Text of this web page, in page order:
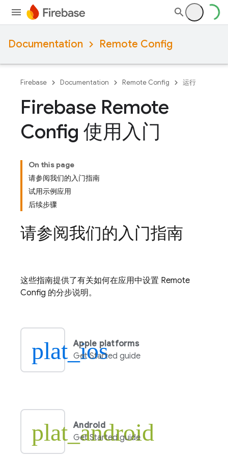
Documentation Remote Config
Firebase Documentation Remote Config 运行
Firebase Remote
Config 使用入门
On this page
请参阅我们的入门指南
试用示例应用
后续步骤
请参阅我们的入门指南
这些指南提供了有关如何在应用中设置 Remote
Config 的分步说明。
plat_ios
Apple platforms
Get Started guide
plat_android
Android
Get Started guide